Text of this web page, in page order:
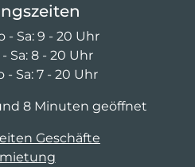
- Sa: 9 - 20 Uhr
Sa: 8 - 20 Uhr
- Sa: 7 - 20 Uhr
8 Minuten geöffnet
Geschäfte